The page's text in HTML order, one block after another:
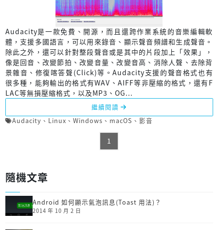
Audacity是一款免費、開源，而且還跨作業系統的音樂編輯軟
體，支援多國語言，可以用來錄音、顯示聲音頻譜和生成聲音。
除此之外，還可以針對整段聲音或是其中的片段加上「效果」，
像是回音、改變節拍、改變音量、改變音高、消除人聲、去除背
景雜音、修復喀答聲(Click)等。Audacity支援的聲音格式也有
很多種，能夠輸出的格式有WAV、AIFF等非壓縮的格式，還有F
LAC等無損壓縮格式，以及MP3、OG...
繼續閱讀
Audacity 、 Linux 、 Windows 、 macOS 、 影音
1
隨機文章
Android 如何顯示氣泡訊息(Toast 用法)？
2014 年 10 月 2 日